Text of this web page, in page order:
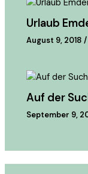
Urlaub
August 9, 2018/
Auf der
September 9,